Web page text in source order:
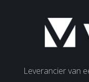
Leverancier van